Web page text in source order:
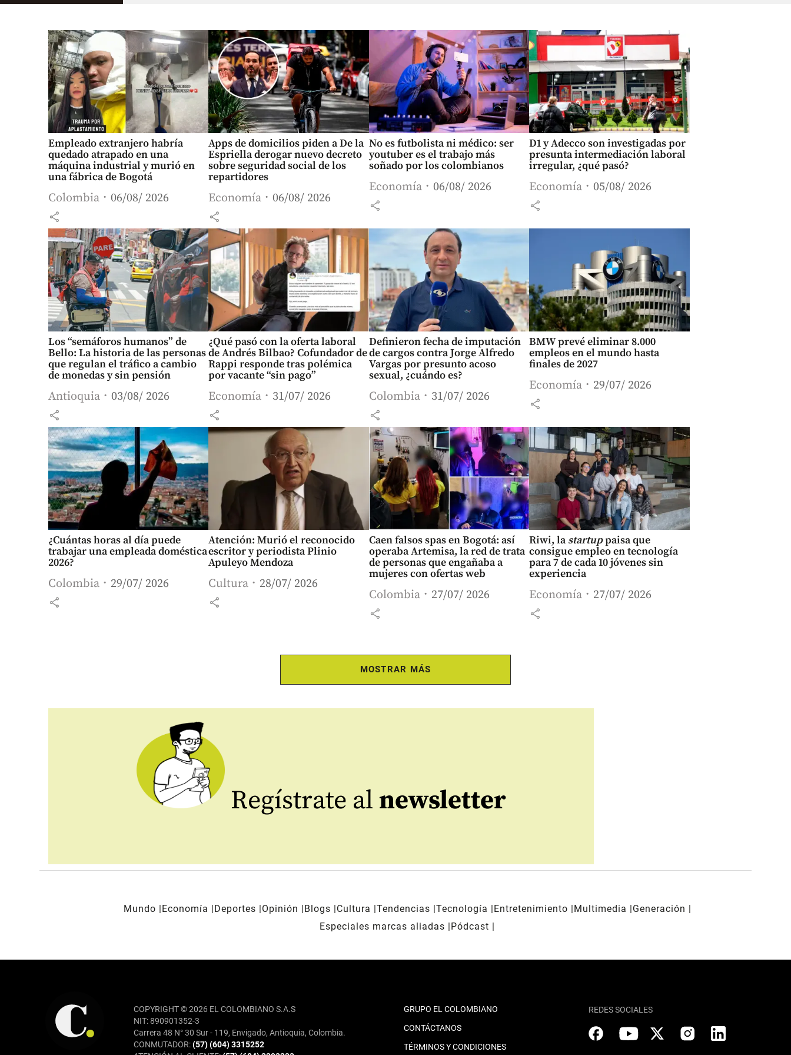
Empleado extranjero habría
quedado atrapado en una
máquina industrial y murió en
una fábrica de Bogotá
Colombia 06/08/ 2026
share
Apps de domicilios piden a De la
Espriella derogar nuevo decreto
sobre seguridad social de los
repartidores
Economía 06/08/ 2026
share
No es futbolista ni médico: ser
youtuber es el trabajo más
soñado por los colombianos
Economía 06/08/ 2026
share
D1 y Adecco son investigadas por
presunta intermediación laboral
irregular, ¿qué pasó?
Economía 05/08/ 2026
share
Los “semáforos humanos” de
Bello: La historia de las personas
que regulan el tráfico a cambio
de monedas y sin pensión
Antioquia 03/08/ 2026
share
¿Qué pasó con la oferta laboral
de Andrés Bilbao? Cofundador de
Rappi responde tras polémica
por vacante “sin pago”
Economía 31/07/ 2026
share
Definieron fecha de imputación
de cargos contra Jorge Alfredo
Vargas por presunto acoso
sexual, ¿cuándo es?
Colombia 31/07/ 2026
share
BMW prevé eliminar 8.000
empleos en el mundo hasta
finales de 2027
Economía 29/07/ 2026
share
¿Cuántas horas al día puede
trabajar una empleada doméstica
2026?
Colombia 29/07/ 2026
share
Atención: Murió el reconocido
escritor y periodista Plinio
Apuleyo Mendoza
Cultura 28/07/ 2026
share
Caen falsos spas en Bogotá: así
operaba Artemisa, la red de trata
de personas que engañaba a
mujeres con ofertas web
Colombia 27/07/ 2026
share
Riwi, la startuppaisa que
consigue empleo en tecnología
para 7 de cada 10 jóvenes sin
experiencia
Economía 27/07/ 2026
share
MOSTRAR MÁS
Regístrate al newsletter
Mundo Economía Deportes Opinión Blogs Cultura Tendencias Tecnología Entretenimiento Multimedia
Generación
Especiales marcas aliadas
Pódcast
COPYRIGHT © 2026 EL COLOMBIANO S.A.S
NIT: 890901352-3
Carrera 48 N° 30 Sur - 119, Envigado, Antioquia, Colombia.
CONMUTADOR:(57) (604) 3315252
GRUPO EL COLOMBIANO
CONTÁCTANOS
TÉRMINOS Y CONDICIONES
REDES SOCIALES